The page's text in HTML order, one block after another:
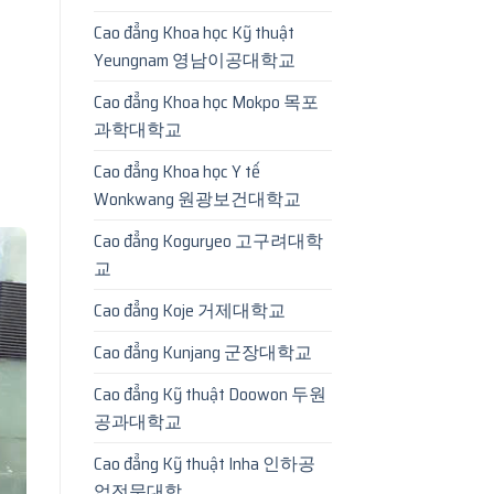
Cao đẳng Khoa học Kỹ thuật
Yeungnam 영남이공대학교
Cao đẳng Khoa học Mokpo 목포
과학대학교
Cao đẳng Khoa học Y tế
Wonkwang 원광보건대학교
Cao đẳng Koguryeo 고구려대학
교
Cao đẳng Koje 거제대학교
Cao đẳng Kunjang 군장대학교
Cao đẳng Kỹ thuật Doowon 두원
공과대학교
Cao đẳng Kỹ thuật Inha 인하공